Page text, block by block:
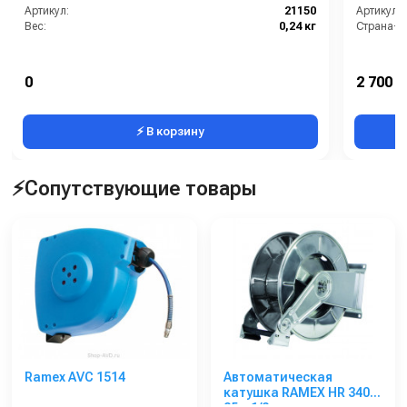
Артикул:
21150
Вес:
0,24 кг
0
⚡ В корзину
Артикул:
Страна-
2 700
⚡Сопутствующие товары
Ramex AVС 1514
Автоматическая
катушка RAMEX HR 3400